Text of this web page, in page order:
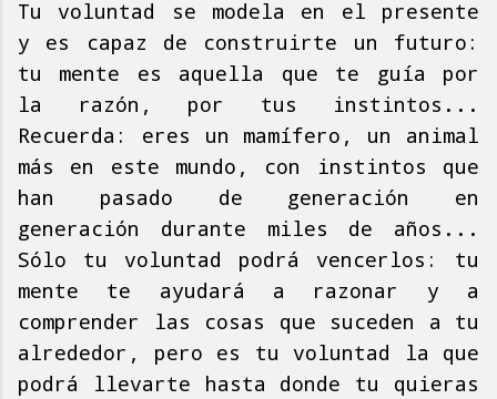
Tu voluntad se modela en el presente
y es capaz de construirte un futuro:
tu mente es aquella que te guía por
la razón, por tus instintos...
Recuerda: eres un mamífero, un animal
más en este mundo, con instintos que
han pasado de generación en
generación durante miles de años...
Sólo tu voluntad podrá vencerlos: tu
mente te ayudará a razonar y a
comprender las cosas que suceden a tu
alrededor, pero es tu voluntad la que
podrá llevarte hasta donde tu quieras